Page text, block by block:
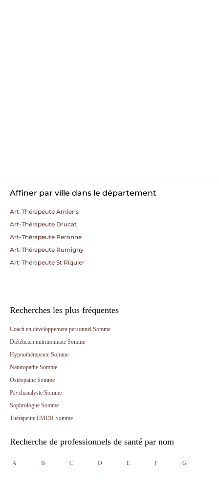
Affiner par ville dans le département
Art-Thérapeute Amiens
Art-Thérapeute Drucat
Art-Thérapeute Peronne
Art-Thérapeute Rumigny
Art-Thérapeute St Riquier
Recherches les plus fréquentes
Coach en développement personnel Somme
Diététicien nutritionniste Somme
Hypnothérapeute Somme
Naturopathe Somme
Ostéopathe Somme
Psychanalyste Somme
Sophrologue Somme
Thérapeute EMDR Somme
Recherche de professionnels de santé par nom
A B C D E F G